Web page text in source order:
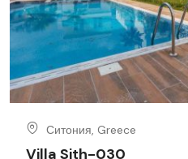
Ситония, Greece
Villa Sith-030